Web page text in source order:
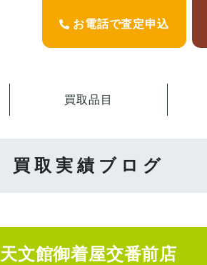
お電話で査定申込
買取品目
買取実績ブログ
天文館御着屋交番前店